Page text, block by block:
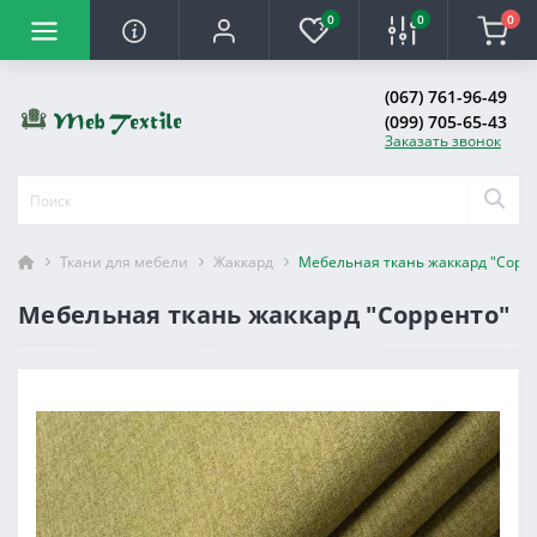
0 0 0
(067) 761-96-49
(099) 705-65-43
Заказать звонок
Ткани для мебели Жаккард Мебельная ткань жаккард
Мебельная ткань жаккард "Сорренто"